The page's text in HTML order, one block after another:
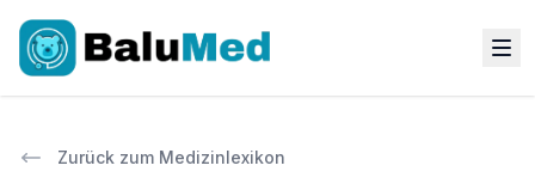
Zurück zum Medizinlexikon